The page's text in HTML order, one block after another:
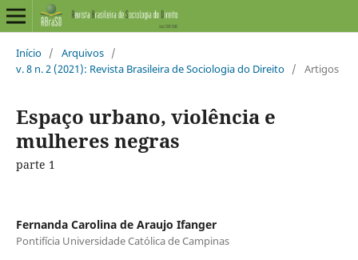
Início / Arquivos /
v. 8 n. 2 (2021): Revista Brasileira de Sociologia do Direito / Artigos
Espaço urbano, violência e
mulheres negras
parte 1
Fernanda Carolina de Araujo Ifanger
Pontifícia Universidade Católica de Campinas